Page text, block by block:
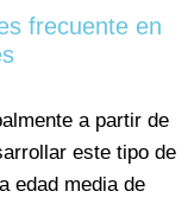
frecuente en
a partir de
este tipo de
edad media de